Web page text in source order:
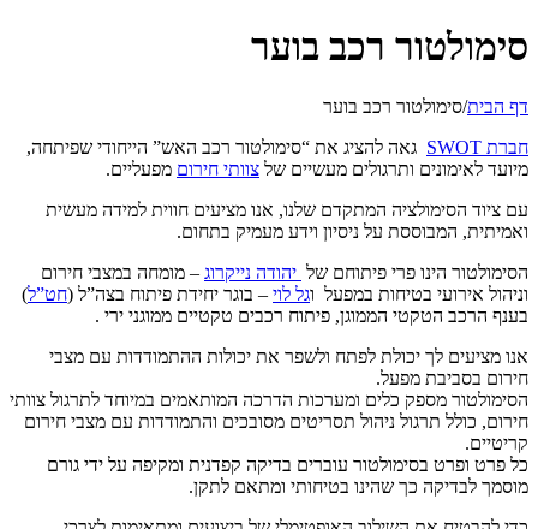
סימולטור רכב בוער
דף הבית/סימולטור רכב בוער
חברת SWOT
גאה להציג את “סימולטור רכב האש” הייחודי שפיתחה,
מיועד לאימונים ותרגולים מעשיים של צוותי חירום מפעליים.
עם ציוד הסימולציה המתקדם שלנו, אנו מציעים חווית למידה מעשית
ואמיתית, המבוססת על ניסיון וידע מעמיק בתחום.
הסימולטור הינו פרי פיתוחם של יהודה נייקרוג – מומחה במצבי חירום
וניהול אירועי בטיחות במפעל וגל לוי – בוגר יחידת פיתוח בצה”ל (חט”ל)
בענף הרכב הטקטי הממוגן, פיתוח רכבים טקטיים ממוגני ירי .
אנו מציעים לך יכולת לפתח ולשפר את יכולות ההתמודדות עם מצבי
חירום בסביבת מפעל.
הסימולטור מספק כלים ומערכות הדרכה המותאמים במיוחד לתרגול צוותי
חירום, כולל תרגול ניהול תסריטים מסובכים והתמודדות עם מצבי חירום
קריטיים.
כל פרט ופרט בסימולטור עוברים בדיקה קפדנית ומקיפה על ידי גורם
מוסמך לבדיקה כך שהינו בטיחותי ומתאם לתקן.